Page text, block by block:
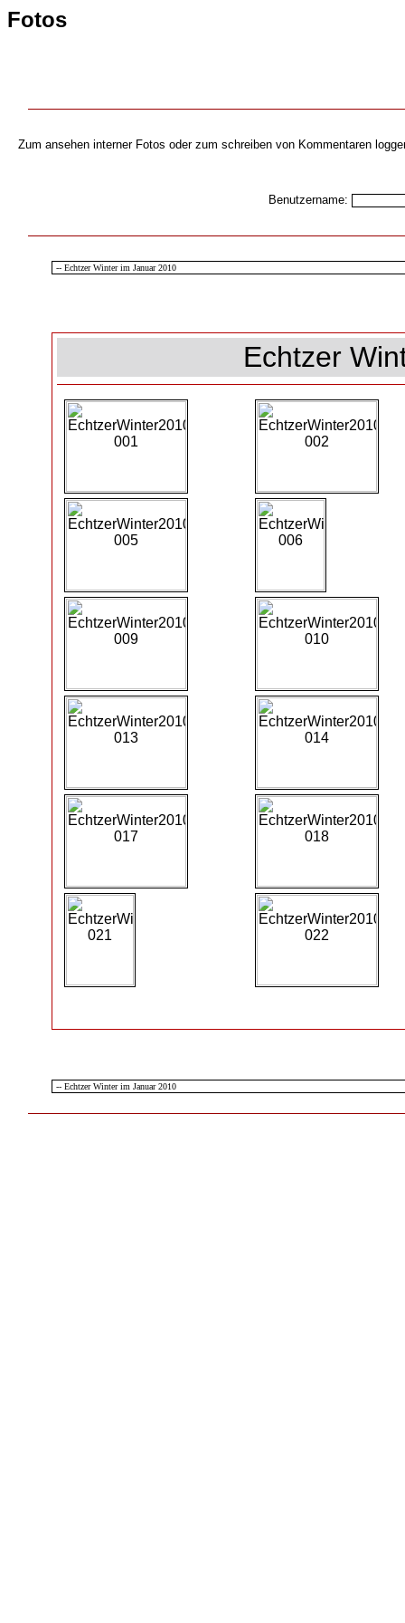
Fotos
Zum ansehen interner Fotos oder zum schreiben von Kommentaren
Benutzername:
Echtzer